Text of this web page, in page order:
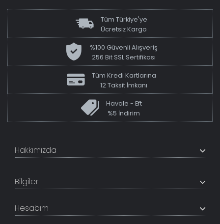
Tüm Türkiye'ye
Ücretsiz Kargo
%100 Güvenli Alışveriş
256 Bit SSL Sertifikası
Tüm Kredi Kartlarına
12 Taksit İmkanı
Havale - Eft
%5 İndirim
Hakkımızda
TabloShop, müşteri memnuniyetini en üst seviyede
tutmaya çalışır. Uzman kadrosu ile profesyonel işçilikle
Bilgiler
İletişim Bilgileri
Hesabım